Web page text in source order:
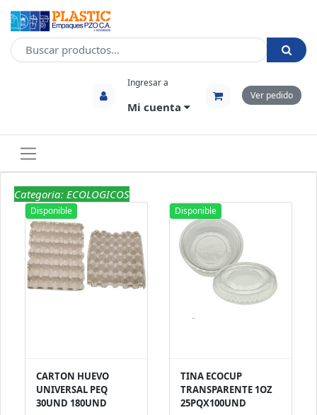
Ingresar a
Mi cuenta
Ver pedido
Categoria: ECOLOGICOS
Disponible
CARTON HUEVO
UNIVERSAL PEQ
30UND 180UND
Disponible
TINA ECOCUP
TRANSPARENTE 1OZ
25PQX100UND